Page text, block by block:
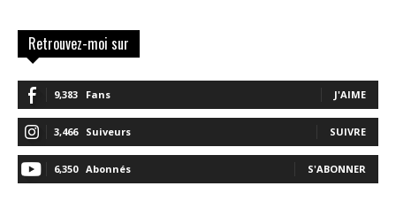
Retrouvez-moi sur
9,383 Fans J'AIME
3,466 Suiveurs SUIVRE
6,350 Abonnés S'ABONNER